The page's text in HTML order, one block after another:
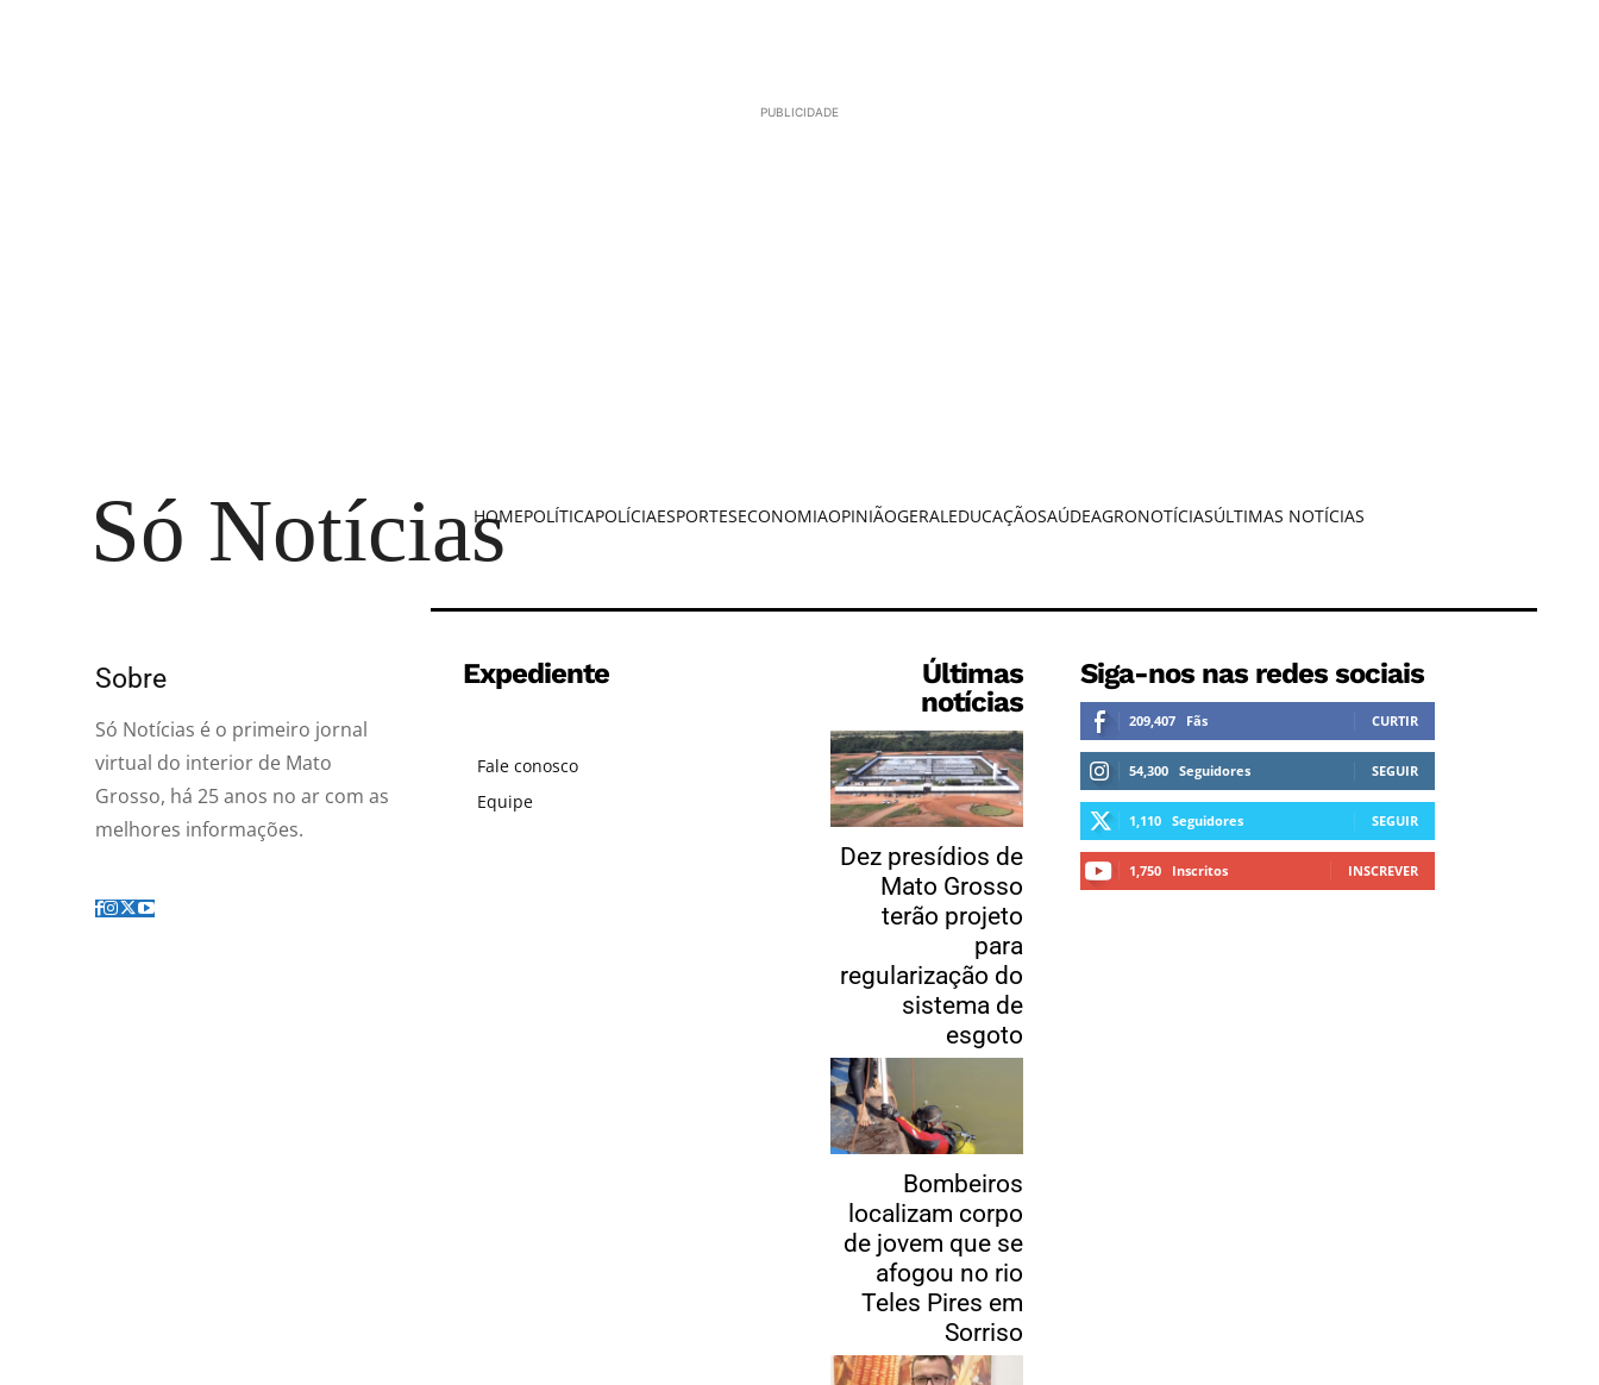
PUBLICIDADE
Só Notícias
HOMEPOLÍTICAPOLÍCIAESPORTESECONOMIAOPINIÃOGERALEDUCAÇÃOSAÚDEAGRONOTÍCIASÚLTIMAS NOTÍCIAS
Sobre
Só Notícias é o primeiro jornal
virtual do interior de Mato
Grosso, há 25 anos no ar com as
melhores informações.
Expediente
Fale conosco
Equipe
Últimas
notícias
Dez presídios de
Mato Grosso
terão projeto
para
regularização do
sistema de
esgoto
Bombeiros
localizam corpo
de jovem que se
afogou no rio
Teles Pires em
Sorriso
Siga-nos nas redes sociais
209,407 Fãs CURTIR
54,300 Seguidores SEGUIR
1,110 Seguidores SEGUIR
1,750 Inscritos INSCREVER